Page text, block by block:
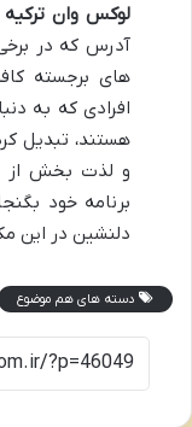
لوکس وان ترکیه
آدرس که در برخی
های برجسته
افرادی که به
هستند، تبدیل
و لذت بخش از
برنامه خود
دلنشین در این
دسته های هم موضوع